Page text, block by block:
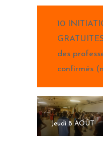
10
des
confirmés
Jeudi 8 AOÛT